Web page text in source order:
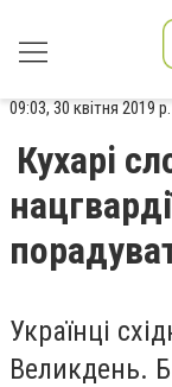
09:03, 30 квітня 2019 р.
Кухарі
Українці
Великдень.